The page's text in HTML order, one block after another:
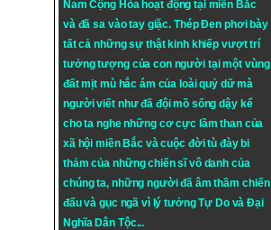
Nam Cộng Hòa hoạt động tại miền Bắc
và đã sa vào tay giặc. Thép Đen phơi bày
tất cả những sự thật kinh khiếp vượt trí
tưởng tượng của con người tại một vùng
đất mịt mù hắc ám của loài quỷ dữ mà
người viết như đã đội mồ sống dậy kể
cho ta nghe những cơ cực lầm than của
xã hội miền Bắc và cuộc đời tù đày bi
thảm của những chiến sĩ vô danh của
chúng ta, những người đã âm thầm chiến
đấu và gục ngã vì lý tưởngTự DovàĐại
Nghĩa Dân Tộc...